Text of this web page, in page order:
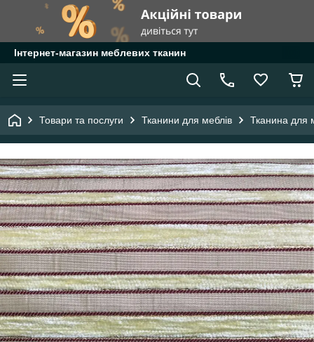
Інтернет-магазин меблевих тканин
Товари та послуги Тканини для меблів Тканина для